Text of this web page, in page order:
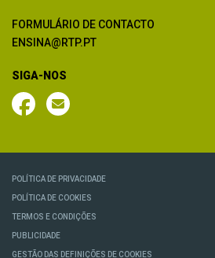
FORMULÁRIO DE CONTACTO
ENSINA@RTP.PT
SIGA-NOS
POLÍTICA DE PRIVACIDADE
POLÍTICA DE COOKIES
TERMOS E CONDIÇÕES
PUBLICIDADE
GESTÃO DAS DEFINIÇÕES DE COOKIES